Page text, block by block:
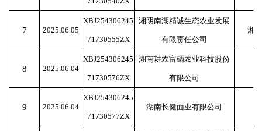
7 2025.06.05
XBJ254306245
71730555ZX
湘阴南湖精诚生态农业发展
有限责任公司
湘
8 2025.06.04
XBJ254306245
71730576ZX
湖南耕农富硒农业科技股份
有限公司
9 2025.06.04
XBJ254306245
71730577ZX
湖南长健面业有限公司